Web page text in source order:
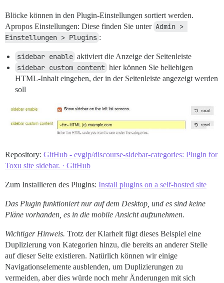
Blöcke können in den Plugin-Einstellungen sortiert werden.
Apropos Einstellungen: Diese finden Sie unter Admin >
Einstellungen > Plugins :
sidebar enable aktiviert die Anzeige der Seitenleiste
sidebar custom content hier können Sie beliebigen
HTML-Inhalt eingeben, der in der Seitenleiste angezeigt werden
soll
Repository: GitHub - evgip/discourse-sidebar-categories: Plugin for
Toxu site sidebar. · GitHub
Zum Installieren des Plugins: Install plugins on a self-hosted site
Das Plugin funktioniert nur auf dem Desktop, und es sind keine
Pläne vorhanden, es in die mobile Ansicht aufzunehmen.
Wichtiger Hinweis. Trotz der Klarheit fügt dieses Beispiel eine
Duplizierung von Kategorien hinzu, die bereits an anderer Stelle
auf dieser Seite existieren. Natürlich können wir einige
Navigationselemente ausblenden, um Duplizierungen zu
vermeiden, aber dies würde noch mehr Änderungen mit sich